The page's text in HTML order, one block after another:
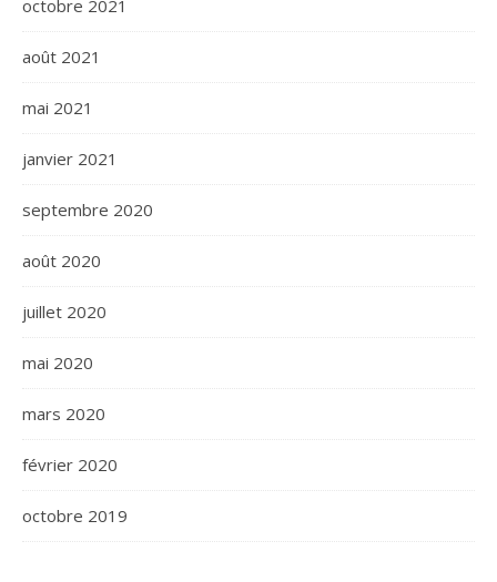
octobre 2021
août 2021
mai 2021
janvier 2021
septembre 2020
août 2020
juillet 2020
mai 2020
mars 2020
février 2020
octobre 2019